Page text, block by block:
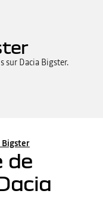
sur Dacia Bigster.
Bigster
de